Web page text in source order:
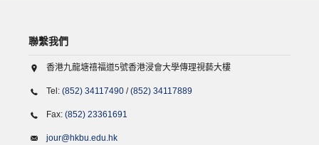
聯繫我們
香港九龍塘禧福道5號香港浸會大學傳理視藝大樓
Tel: (852) 34117490 /(852) 34117889
Fax: (852) 23361691
jour@hkbu.edu.hk